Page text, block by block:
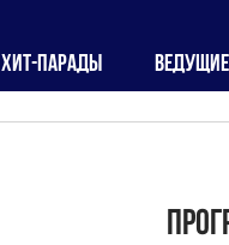
ХИТ-ПАРАДЫ ВЕДУЩИЕ